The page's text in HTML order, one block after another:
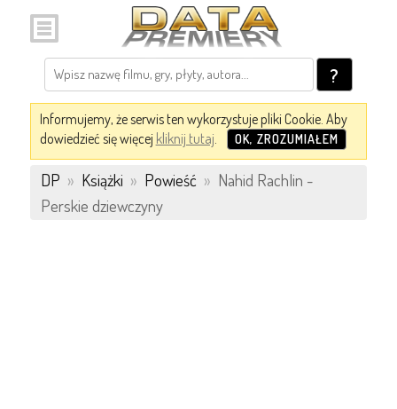
?
Informujemy, że serwis ten wykorzystuje pliki Cookie. Aby
dowiedzieć się więcej kliknij tutaj. OK, ZROZUMIAŁEM
DP » Książki » Powieść » Nahid Rachlin -
Perskie dziewczyny